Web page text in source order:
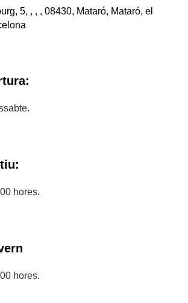
5, , , , 08430, Mataró, Mataró, el
hores.
hores.